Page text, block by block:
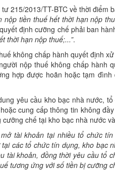
215/2013/TT-BTC về thời điểm
nộp tiền thuế hết thời hạn nộp
định cưỡng chế phải ban
thời hạn nộp thuế;...”.
không chấp hành quyết định
nộp thuế không chấp hành
hợp được hoãn hoặc tạm
yêu cầu kho bạc nhà nước,
cung cấp thông tin không
chế tại kho bạc nhà nước
tài khoản tại nhiều tổ chức
tại các tổ chức tín dụng, kho bạc
tài khoản, đồng thời yêu cầu tổ
tương ứng với sốtiền bị cưỡng